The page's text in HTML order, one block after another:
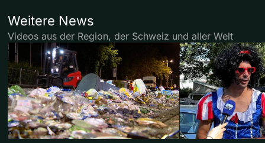
Weitere News
Videos aus der Region, der Schweiz und aller Welt